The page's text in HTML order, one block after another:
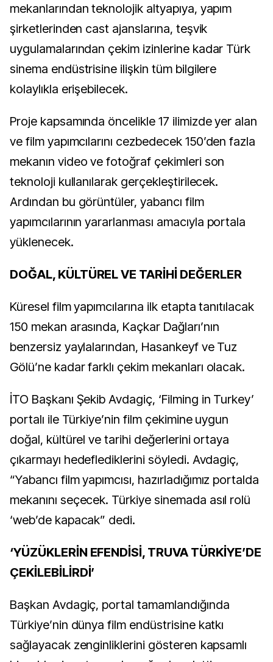
mekanlarından teknolojik altyapıya, yapım
şirketlerinden cast ajanslarına, teşvik
uygulamalarından çekim izinlerine kadar Türk
sinema endüstrisine ilişkin tüm bilgilere
kolaylıkla erişebilecek.
Proje kapsamında öncelikle 17 ilimizde yer alan
ve film yapımcılarını cezbedecek 150’den fazla
mekanın video ve fotoğraf çekimleri son
teknoloji kullanılarak gerçekleştirilecek.
Ardından bu görüntüler, yabancı film
yapımcılarının yararlanması amacıyla portala
yüklenecek.
DOĞAL, KÜLTÜREL VE TARİHİ DEĞERLER
Küresel film yapımcılarına ilk etapta tanıtılacak
150 mekan arasında, Kaçkar Dağları’nın
benzersiz yaylalarından, Hasankeyf ve Tuz
Gölü’ne kadar farklı çekim mekanları olacak.
İTO Başkanı Şekib Avdagiç, ‘Filming in Turkey’
portalı ile Türkiye’nin film çekimine uygun
doğal, kültürel ve tarihi değerlerini ortaya
çıkarmayı hedeflediklerini söyledi. Avdagiç,
“Yabancı film yapımcısı, hazırladığımız portalda
mekanını seçecek. Türkiye sinemada asıl rolü
‘web’de kapacak” dedi.
‘YÜZÜKLERİN EFENDİSİ, TRUVA TÜRKİYE’DE
ÇEKİLEBİLİRDİ’
Başkan Avdagiç, portal tamamlandığında
Türkiye’nin dünya film endüstrisine katkı
sağlayacak zenginliklerini gösteren kapsamlı